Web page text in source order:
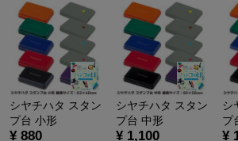
シヤチハタ スタン
プ台 小形
¥ 880
シヤチハタ スタン
プ台 中形
¥ 1,100
シ
プ
¥